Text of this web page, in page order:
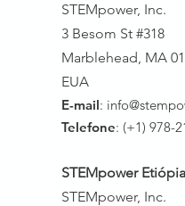
STEMpower, Inc.
3 Besom St #318
Marblehead, MA
EUA
E-mail:
Telefone: (+1) 978-
STEMpower
STEMpower, Inc.